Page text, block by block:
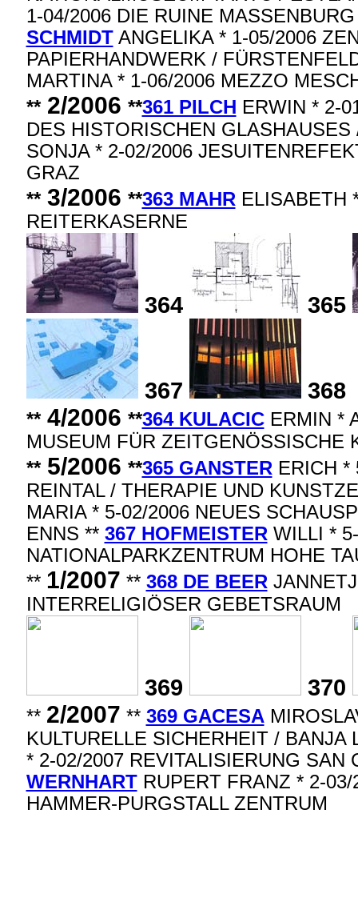
1-04/2006 DIE RUINE
SCHMIDTANGELIKA * 1-05/2006
PAPIERHANDWERK /
MARTINA * 1-06/2006 MEZZO
**2/2006 **361 PILCH ERWIN * 2-
DES HISTORISCHEN
SONJA * 2-02/2006
GRAZ
**3/2006 **363 MAHR ELISABETH
REITERKASERNE
364 365
367 368
**4/2006 **364 KULACICERMIN *
MUSEUM FÜR ZEITGENÖSSISCHE
**5/2006 **365 GANSTER ERICH *
REINTAL / THERAPIE UND
MARIA * 5-02/2006 NEUES
ENNS ** 367 HOFMEISTER WILLI *
NATIONALPARKZENTRUM HOHE
** 1/2007 ** 368 DE BEER
INTERRELIGIÖSER GEBETSRAUM
369 370
** 2/2007 ** 369 GACESA
KULTURELLE SICHERHEIT / BANJA
* 2-02/2007 REVITALISIERUNG
WERNHARTRUPERT FRANZ * 2-03/
HAMMER-PURGSTALL ZENTRUM